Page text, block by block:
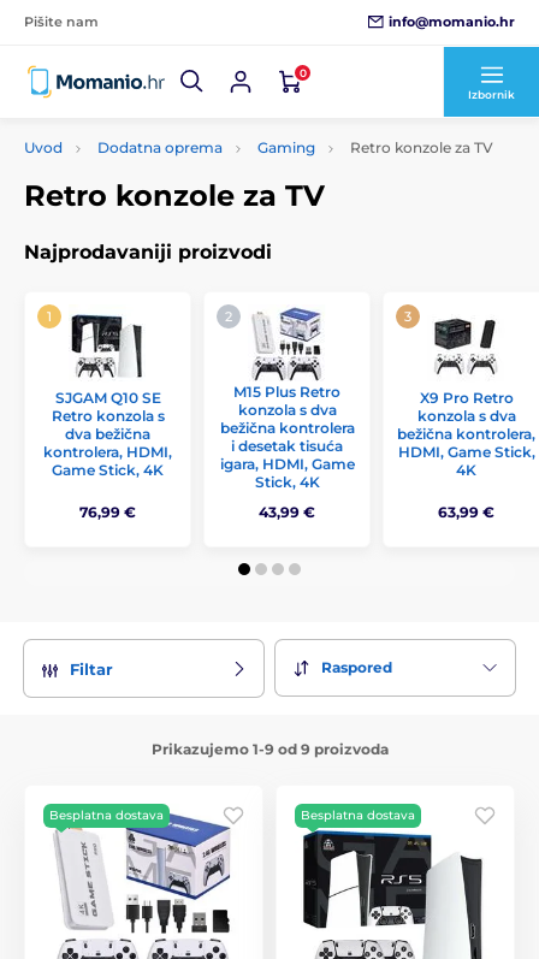
Pišite nam info@momanio.hr
0
Izbornik
Uvod Dodatna oprema Gaming Retro konzole za TV
Retro konzole za TV
Najprodavaniji proizvodi
SJGAM Q10 SE
Retro konzola s
dva bežična
kontrolera, HDMI,
Game Stick, 4K
76,99 €
M15 Plus Retro
konzola s dva
bežična kontrolera
i desetak tisuća
igara, HDMI, Game
Stick, 4K
43,99 €
X9 Pro Retro
konzola s dva
bežična kontrolera,
HDMI, Game Stick,
4K
63,99 €
Filtar Raspored
Prikazujemo 1-9 od 9 proizvoda
Besplatna dostava Besplatna dostava